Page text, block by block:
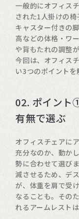
一般的にオフィス
された1人掛けの椅
キャスター付きの
高などの体格・ワ
や背もたれの調整が
今回は、オフィス
い3つのポイントを
02. ポイント
有無で選ぶ
オフィスチェアに
充分なのか、動か
勢に合わせて選び
減させるため、デ
が、体重を肩で受
なることも。その
れるアームレスト